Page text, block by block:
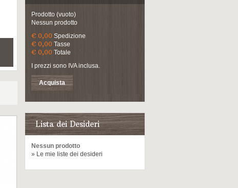
Prodotto (vuoto)
Nessun prodotto
€ 0,00 Spedizione
€ 0,00 Tasse
€ 0,00 Totale
I prezzi sono IVA inclusa.
Acquista
Lista dei Desideri
Nessun prodotto
» Le mie liste dei desideri